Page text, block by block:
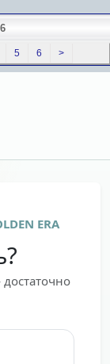
5 6 >